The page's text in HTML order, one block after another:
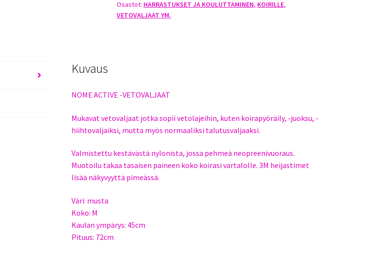
KOKO
M
Osastot: HARRASTUKSET JA KOULUTTAMINEN, KOIRILLE,
VETOVALJAAT YM.
Kuvaus
NOME ACTIVE -VETOVALJAAT
Mukavat vetovaljaat jotka sopii vetolajeihin, kuten koirapyöräily, -juoksu, -
hiihtovaljaiksi, mutta myös normaaliksi talutusvaljaaksi.
Valmistettu kestävästä nylonista, jossa pehmeä neopreenivuoraus.
Muotoilu takaa tasaisen paineen koko koirasi vartalolle. 3M heijastimet
lisää näkyvyyttä pimeässä.
Väri: musta
Koko: M
Kaulan ympärys: 45cm
Pituus: 72cm